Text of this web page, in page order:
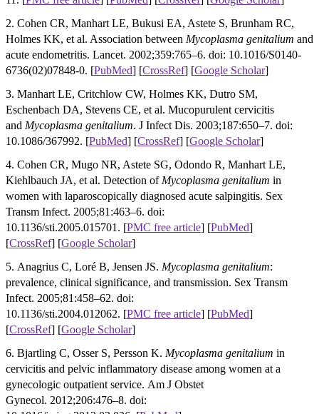
2. Cohen CR, Manhart LE, Bukusi EA, Astete S, Brunham RC,
Holmes KK, et al. Association between Mycoplasma genitalium and
acute endometritis. Lancet. 2002;359:765–6. doi: 10.1016/S0140-
6736(02)07848-0. [PubMed] [CrossRef] [Google Scholar]
3. Manhart LE, Critchlow CW, Holmes KK, Dutro SM,
Eschenbach DA, Stevens CE, et al. Mucopurulent cervicitis
and Mycoplasma genitalium. J Infect Dis. 2003;187:650–7. doi:
10.1086/367992. [PubMed] [CrossRef] [Google Scholar]
4. Cohen CR, Mugo NR, Astete SG, Odondo R, Manhart LE,
Kiehlbauch JA, et al. Detection of Mycoplasma genitalium in
women with laparoscopically diagnosed acute salpingitis. Sex
Transm Infect. 2005;81:463–6. doi:
10.1136/sti.2005.015701. [PMC free article] [PubMed]
[CrossRef] [Google Scholar]
5. Anagrius C, Loré B, Jensen JS. Mycoplasma genitalium:
prevalence, clinical significance, and transmission. Sex Transm
Infect. 2005;81:458–62. doi:
10.1136/sti.2004.012062. [PMC free article] [PubMed]
[CrossRef] [Google Scholar]
6. Bjartling C, Osser S, Persson K. Mycoplasma genitalium in
cervicitis and pelvic inflammatory disease among women at a
gynecologic outpatient service. Am J Obstet
Gynecol. 2012;206:476–8. doi: